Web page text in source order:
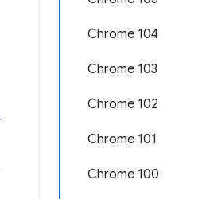
Chrome 104
Chrome 103
Chrome 102
Chrome 101
Chrome 100